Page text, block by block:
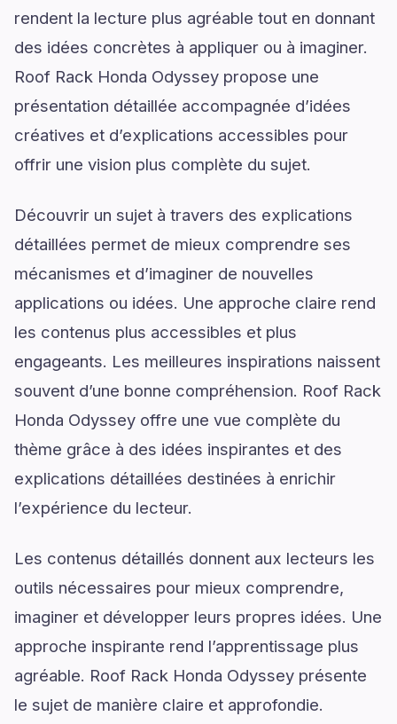
rendent la lecture plus agréable tout en donnant
des idées concrètes à appliquer ou à imaginer.
Roof Rack Honda Odyssey propose une
présentation détaillée accompagnée d’idées
créatives et d’explications accessibles pour
offrir une vision plus complète du sujet.
Découvrir un sujet à travers des explications
détaillées permet de mieux comprendre ses
mécanismes et d’imaginer de nouvelles
applications ou idées. Une approche claire rend
les contenus plus accessibles et plus
engageants. Les meilleures inspirations naissent
souvent d’une bonne compréhension. Roof Rack
Honda Odyssey offre une vue complète du
thème grâce à des idées inspirantes et des
explications détaillées destinées à enrichir
l’expérience du lecteur.
Les contenus détaillés donnent aux lecteurs les
outils nécessaires pour mieux comprendre,
imaginer et développer leurs propres idées. Une
approche inspirante rend l’apprentissage plus
agréable. Roof Rack Honda Odyssey présente
le sujet de manière claire et approfondie.